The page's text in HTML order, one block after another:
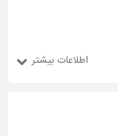
اطلاعات بیشتر